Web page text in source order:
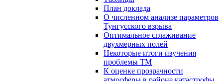
План доклада
О численном анализе параметров
Тунгусского взрыва
Оптимальное сглаживание
двухмерных полей
Некоторые итоги изучения
проблемы ТМ
К оценке прозрачности